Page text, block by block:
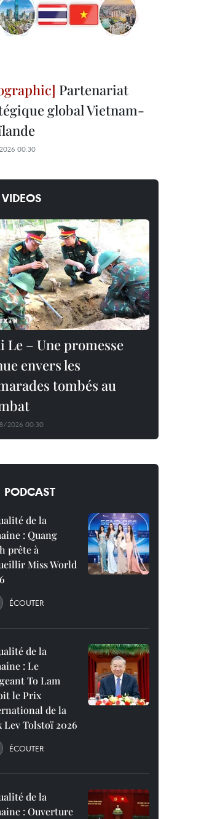
Partenariat
global Vietnam-
00:30
VIDEOS
Le – Une promesse
envers les
tombés au
2026 00:30
PODCAST
de la
: Quang
prête à
Miss World
ÉCOUTER
de la
: Le
To Lam
le Prix
de la
Lev Tolstoï 2026
ÉCOUTER
de la
: Ouverture